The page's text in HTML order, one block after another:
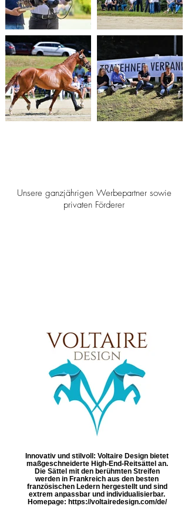
Unsere ganzjährigen Werbepartner sowie
privaten Förderer
Innovativ und stilvoll: Voltaire Design bietet
maßgeschneiderte High-End-Reitsättel an.
Die Sättel mit den berühmten Streifen
werden in Frankreich aus den besten
französischen Ledern hergestellt und sind
extrem anpassbar und individualisierbar.
Homepage: https://voltairedesign.com/de/